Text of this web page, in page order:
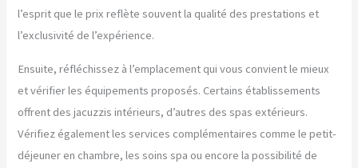
l’esprit que le prix reflète souvent la qualité des prestations et
l’exclusivité de l’expérience.
Ensuite, réfléchissez à l’emplacement qui vous convient le mieux
et vérifier les équipements proposés. Certains établissements
offrent des jacuzzis intérieurs, d’autres des spas extérieurs.
Vérifiez également les services complémentaires comme le petit-
déjeuner en chambre, les soins spa ou encore la possibilité de